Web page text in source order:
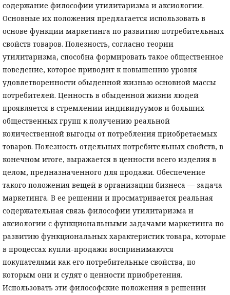
содержание философии утилитаризма и аксиологии.
Основные их положения предлагается использовать в
основе функции маркетинга по развитию потребительных
свойств товаров. Полезность, согласно теории
утилитаризма, способна формировать такое общественное
поведение, которое приводит к повышению уровня
удовлетворенности обыденной жизнью основной массы
потребителей. Ценность в обыденной жизни людей
проявляется в стремлении индивидуумов и больших
общественных групп к получению реальной
количественной выгоды от потребления приобретаемых
товаров. Полезность отдельных потребительных свойств, в
конечном итоге, выражается в ценности всего изделия в
целом, предназначенного для продажи. Обеспечение
такого положения вещей в организации бизнеса — задача
маркетинга. В ее решении и просматривается реальная
содержательная связь философии утилитаризма и
аксиологии с функциональными задачами маркетинга по
развитию функциональных характеристик товара, которые
в процессах купли-продажи воспринимаются
покупателями как его потребительные свойства, по
которым они и судят о ценности приобретения.
Использовать эти философские положения в решении